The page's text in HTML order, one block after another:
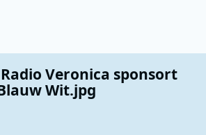
Radio Veronica sponsort
Wit.jpg